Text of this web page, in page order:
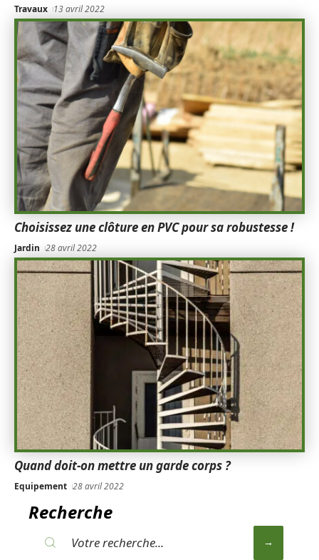
Travaux 13 avril 2022
Choisissez une clôture en PVC pour sa robustesse !
Jardin 28 avril 2022
Quand doit-on mettre un garde corps ?
Equipement 28 avril 2022
Recherche